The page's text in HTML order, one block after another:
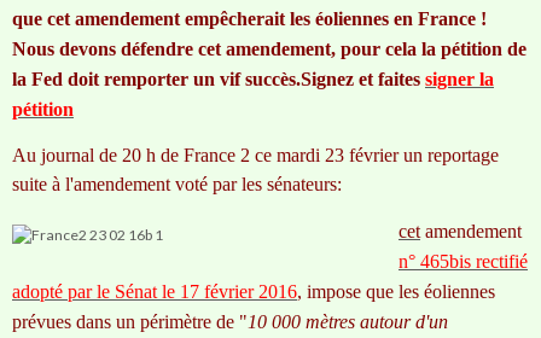
que cet amendement empêcherait les éoliennes en France !
Nous devons défendre cet amendement, pour cela la pétition de
la Fed doit remporter un vif succès.Signez et faites signer la
pétition
Au journal de 20 h de France 2 ce mardi 23 février un reportage
suite à l'amendement voté par les sénateurs:
cet amendement
n° 465bis rectifié
adopté par le Sénat le 17 février 2016, impose que les éoliennes
prévues dans un périmètre de "10 000 mètres autour d'un